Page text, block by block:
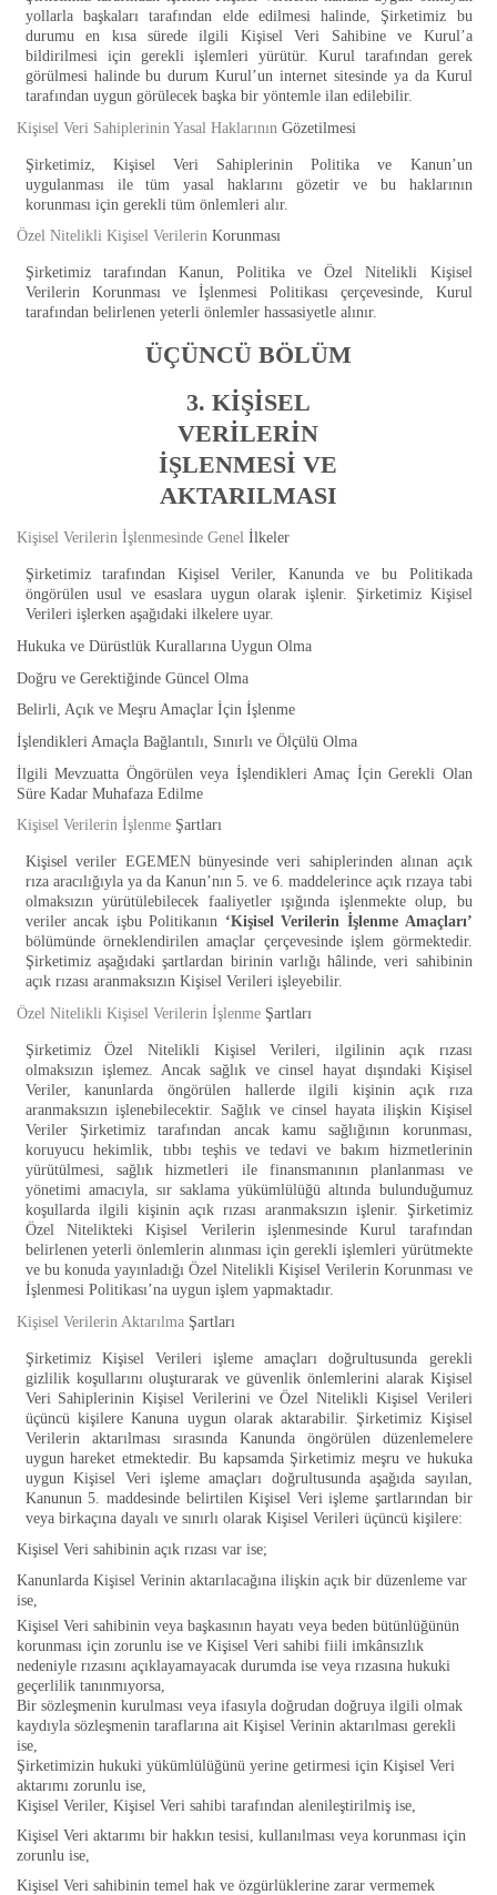
yollarla başkaları tarafından elde edilmesi halinde, Şirketimiz bu
durumu en kısa sürede ilgili Kişisel Veri Sahibine ve Kurul’a
bildirilmesi için gerekli işlemleri yürütür. Kurul tarafından gerek
görülmesi halinde bu durum Kurul’un internet sitesinde ya da Kurul
tarafından uygun görülecek başka bir yöntemle ilan edilebilir.
Kişisel Veri Sahiplerinin Yasal Haklarının Gözetilmesi
Şirketimiz, Kişisel Veri Sahiplerinin Politika ve Kanun’un
uygulanması ile tüm yasal haklarını gözetir ve bu haklarının
korunması için gerekli tüm önlemleri alır.
Özel Nitelikli Kişisel Verilerin Korunması
Şirketimiz tarafından Kanun, Politika ve Özel Nitelikli Kişisel
Verilerin Korunması ve İşlenmesi Politikası çerçevesinde, Kurul
tarafından belirlenen yeterli önlemler hassasiyetle alınır.
ÜÇÜNCÜ BÖLÜM
3. KİŞİSEL
VERİLERİN
İŞLENMESİ VE
AKTARILMASI
Kişisel Verilerin İşlenmesinde Genel İlkeler
Şirketimiz tarafından Kişisel Veriler, Kanunda ve bu Politikada
öngörülen usul ve esaslara uygun olarak işlenir. Şirketimiz Kişisel
Verileri işlerken aşağıdaki ilkelere uyar.
Hukuka ve Dürüstlük Kurallarına Uygun Olma
Doğru ve Gerektiğinde Güncel Olma
Belirli, Açık ve Meşru Amaçlar İçin İşlenme
İşlendikleri Amaçla Bağlantılı, Sınırlı ve Ölçülü Olma
İlgili Mevzuatta Öngörülen veya İşlendikleri Amaç İçin Gerekli Olan
Süre Kadar Muhafaza Edilme
Kişisel Verilerin İşlenme Şartları
Kişisel veriler EGEMEN bünyesinde veri sahiplerinden alınan açık
rıza aracılığıyla ya da Kanun’nın 5. ve 6. maddelerince açık rızaya tabi
olmaksızın yürütülebilecek faaliyetler ışığında işlenmekte olup, bu
veriler ancak işbu Politikanın ‘Kişisel Verilerin İşlenme Amaçları’
bölümünde örneklendirilen amaçlar çerçevesinde işlem görmektedir.
Şirketimiz aşağıdaki şartlardan birinin varlığı hâlinde, veri sahibinin
açık rızası aranmaksızın Kişisel Verileri işleyebilir.
Özel Nitelikli Kişisel Verilerin İşlenme Şartları
Şirketimiz Özel Nitelikli Kişisel Verileri, ilgilinin açık rızası
olmaksızın işlemez. Ancak sağlık ve cinsel hayat dışındaki Kişisel
Veriler, kanunlarda öngörülen hallerde ilgili kişinin açık rıza
aranmaksızın işlenebilecektir. Sağlık ve cinsel hayata ilişkin Kişisel
Veriler Şirketimiz tarafından ancak kamu sağlığının korunması,
koruyucu hekimlik, tıbbı teşhis ve tedavi ve bakım hizmetlerinin
yürütülmesi, sağlık hizmetleri ile finansmanının planlanması ve
yönetimi amacıyla, sır saklama yükümlülüğü altında bulunduğumuz
koşullarda ilgili kişinin açık rızası aranmaksızın işlenir. Şirketimiz
Özel Nitelikteki Kişisel Verilerin işlenmesinde Kurul tarafından
belirlenen yeterli önlemlerin alınması için gerekli işlemleri yürütmekte
ve bu konuda yayınladığı Özel Nitelikli Kişisel Verilerin Korunması ve
İşlenmesi Politikası’na uygun işlem yapmaktadır.
Kişisel Verilerin Aktarılma Şartları
Şirketimiz Kişisel Verileri işleme amaçları doğrultusunda gerekli
gizlilik koşullarını oluşturarak ve güvenlik önlemlerini alarak Kişisel
Veri Sahiplerinin Kişisel Verilerini ve Özel Nitelikli Kişisel Verileri
üçüncü kişilere Kanuna uygun olarak aktarabilir. Şirketimiz Kişisel
Verilerin aktarılması sırasında Kanunda öngörülen düzenlemelere
uygun hareket etmektedir. Bu kapsamda Şirketimiz meşru ve hukuka
uygun Kişisel Veri işleme amaçları doğrultusunda aşağıda sayılan,
Kanunun 5. maddesinde belirtilen Kişisel Veri işleme şartlarından bir
veya birkaçına dayalı ve sınırlı olarak Kişisel Verileri üçüncü kişilere:
Kişisel Veri sahibinin açık rızası var ise;
Kanunlarda Kişisel Verinin aktarılacağına ilişkin açık bir düzenleme var
ise,
Kişisel Veri sahibinin veya başkasının hayatı veya beden bütünlüğünün
korunması için zorunlu ise ve Kişisel Veri sahibi fiili imkânsızlık
nedeniyle rızasını açıklayamayacak durumda ise veya rızasına hukuki
geçerlilik tanınmıyorsa,
Bir sözleşmenin kurulması veya ifasıyla doğrudan doğruya ilgili olmak
kaydıyla sözleşmenin taraflarına ait Kişisel Verinin aktarılması gerekli
ise,
Şirketimizin hukuki yükümlülüğünü yerine getirmesi için Kişisel Veri
aktarımı zorunlu ise,
Kişisel Veriler, Kişisel Veri sahibi tarafından alenileştirilmiş ise,
Kişisel Veri aktarımı bir hakkın tesisi, kullanılması veya korunması için
zorunlu ise,
Kişisel Veri sahibinin temel hak ve özgürlüklerine zarar vermemek